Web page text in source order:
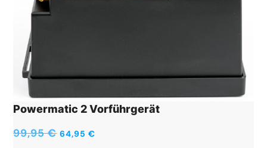
Powermatic 2 Vorführgerät
99,95€ 64,95€